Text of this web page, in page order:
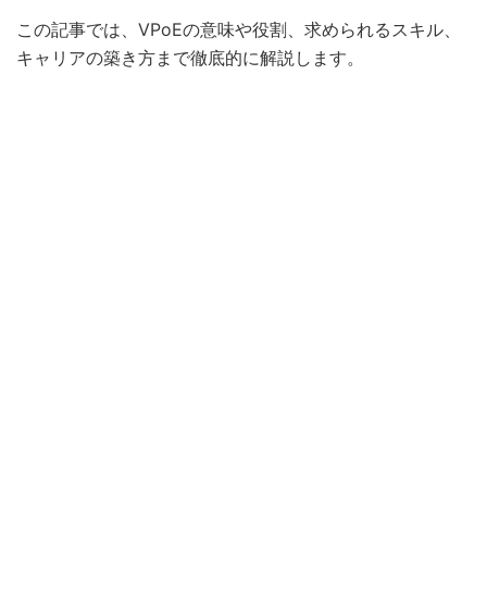
この記事では、VPoEの意味や役割、求められるスキル、
キャリアの築き方まで徹底的に解説します。